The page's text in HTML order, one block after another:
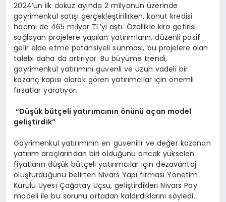
2024’ün ilk dokuz ayında 2 milyonun üzerinde
gayrimenkul satışı gerçekleştirilirken, konut kredisi
hacmi de 465 milyar TL’yi aştı. Özellikle kira getirisi
sağlayan projelere yapılan yatırımların, düzenli pasif
gelir elde etme potansiyeli sunması, bu projelere olan
talebi daha da artırıyor. Bu büyüme trendi,
gayrimenkul yatırımını güvenli ve uzun vadeli bir
kazanç kapısı olarak gören yatırımcılar için önemli
fırsatlar yaratıyor.
“Düşük bütçeli yatırımcının önünü açan model
geliştirdik”
Gayrimenkul yatırımının en güvenilir ve değer kazanan
yatırım araçlarından biri olduğunu ancak yükselen
fiyatların düşük bütçeli yatırımcılar için dezavantaj
oluşturduğunu belirten Nivars Yapı firması Yönetim
Kurulu Üyesi Çağatay Üçsu, geliştirdikleri Nivars Pay
modeli ile bu sorunu ortadan kaldırdıklarını söyledi.